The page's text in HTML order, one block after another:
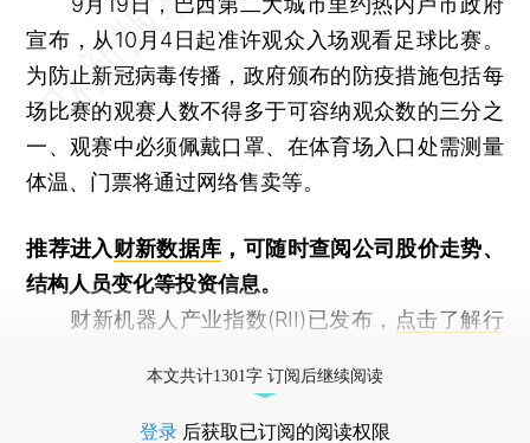
宣布，从10月4日起准许观众入场观看足球比赛。
为防止新冠病毒传播，政府颁布的防疫措施包括每
场比赛的观赛人数不得多于可容纳观众数的三分之
一、观赛中必须佩戴口罩、在体育场入口处需测量
体温、门票将通过网络售卖等。
推荐进入财新数据库 ，可随时查阅公司股价走势、
结构人员变化等投资信息。
财新机器人产业指数(RII)已发布， 点击了解行
本文共计1301字 订阅后继续阅读
登录 后获取已订阅的阅读权限